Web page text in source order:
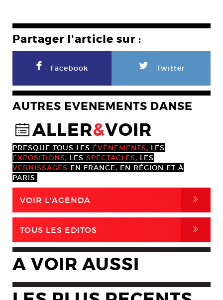
Partager l'article sur :
F Facebook L Twitter
AUTRES EVENEMENTS DANSE
@ALLER&VOIR
PRESQUE TOUS LES ÉVÈNEMENTS, LES
EXPOSITIONS, LES SPECTACLES, LES
VERNISSAGES EN FRANCE, EN RÉGION ET À
PARIS.
VOIR L'AGENDA ,
TOUS LES EDITOS ,
A VOIR AUSSI